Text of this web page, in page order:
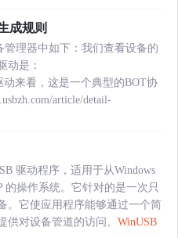
成规则
理器中如下：我们查看设备的
动是：
动来看，这是一个典型的BOT协
article/detail-
驱动程序，适用于从Windows
的操作系统。它针对的是一次只
。它使应用程序能够通过一个简
供对设备管道的访问。 WinUSB